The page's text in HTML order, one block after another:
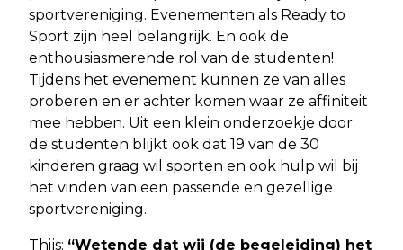
sportvereniging. Evenementen als Ready to
Sport zijn heel belangrijk. En ook de
enthousiasmerende rol van de studenten!
Tijdens het evenement kunnen ze van alles
proberen en er achter komen waar ze affiniteit
mee hebben. Uit een klein onderzoekje door
de studenten blijkt ook dat 19 van de 30
kinderen graag wil sporten en ook hulp wil bij
het vinden van een passende en gezellige
sportvereniging.
Thijs: “Wetende dat wij (de begeleiding) het